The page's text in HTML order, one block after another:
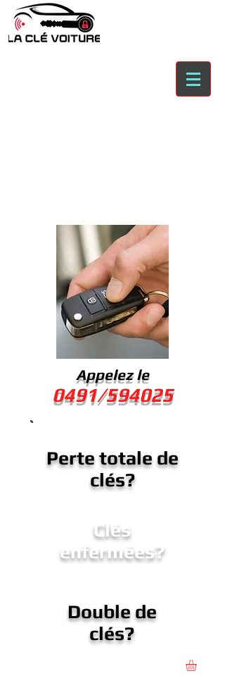
Appelez le
0491/594025
Perte totale de
clés?
Clés
enfermées?
Double de
clés?